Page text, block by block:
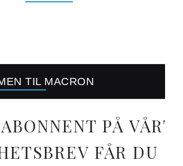
TIL MACRON
PÅ VÅRT
FÅR DU